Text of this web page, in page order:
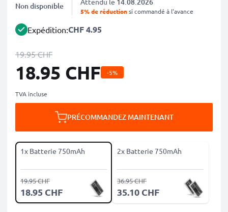
Non disponible
5% de réductionsi commandé à l'avance
Expédition:CHF 4.95
19.95 CHF
18.95 CHF -5%
TVA incluse
PRÉCOMMANDEZ MAINTENANT
1x Batterie 750mAh
18.95 CHF
19.95 CHF
2x Batterie 750mAh
35.10 CHF
36.95 CHF